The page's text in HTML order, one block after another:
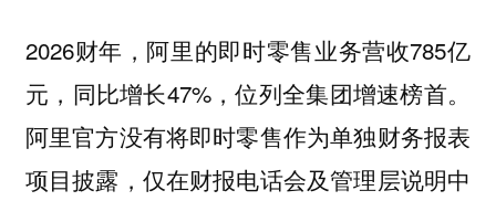
2026财年，阿里的即时零售业务营收785亿
元，同比增长47%，位列全集团增速榜首。
阿里官方没有将即时零售作为单独财务报表
项目披露，仅在财报电话会及管理层说明中